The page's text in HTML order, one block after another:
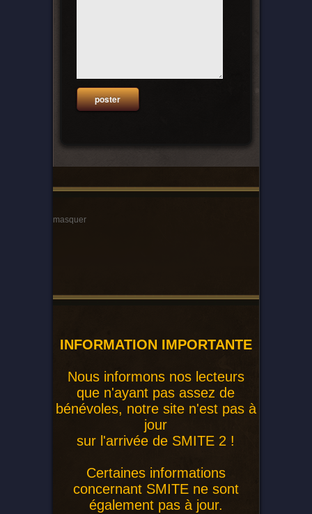
masquer
INFORMATION IMPORTANTE
Nous informons nos lecteurs
que n'ayant pas assez de
bénévoles, notre site n'est pas à
jour
sur l'arrivée de SMITE 2 !
Certaines informations
concernant SMITE ne sont
également pas à jour.